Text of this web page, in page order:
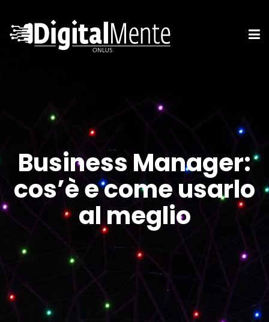
Business Manager:
cos’è e come usarlo
al meglio